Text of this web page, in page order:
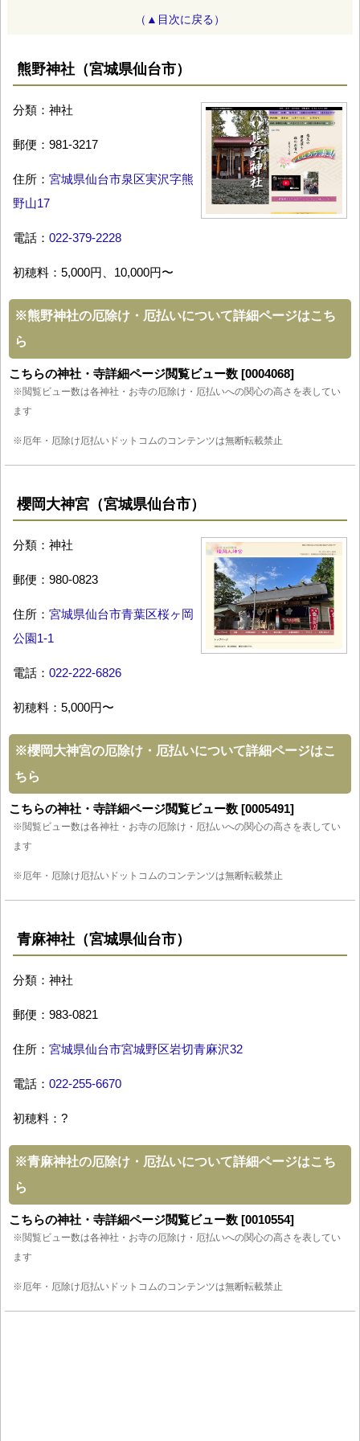
（▲目次に戻る）
熊野神社（宮城県仙台市）
分類：神社
郵便：981-3217
住所： 宮城県仙台市泉区実沢字熊
野山17
電話： 022-379-2228
初穂料：5,000円、10,000円〜
※熊野神社の厄除け・厄払いについて詳細ページはこち
ら
こちらの神社・寺詳細ページ閲覧ビュー数 [0004068]
※閲覧ビュー数は各神社・お寺の厄除け・厄払いへの関心の高さを表してい
ます
※厄年・厄除け厄払いドットコムのコンテンツは無断転載禁止
櫻岡大神宮（宮城県仙台市）
分類：神社
郵便：980-0823
住所： 宮城県仙台市青葉区桜ヶ岡
公園1-1
電話： 022-222-6826
初穂料：5,000円〜
※櫻岡大神宮の厄除け・厄払いについて詳細ページはこ
ちら
こちらの神社・寺詳細ページ閲覧ビュー数 [0005491]
※閲覧ビュー数は各神社・お寺の厄除け・厄払いへの関心の高さを表してい
ます
※厄年・厄除け厄払いドットコムのコンテンツは無断転載禁止
青麻神社（宮城県仙台市）
分類：神社
郵便：983-0821
住所： 宮城県仙台市宮城野区岩切青麻沢32
電話： 022-255-6670
初穂料：?
※青麻神社の厄除け・厄払いについて詳細ページはこち
ら
こちらの神社・寺詳細ページ閲覧ビュー数 [0010554]
※閲覧ビュー数は各神社・お寺の厄除け・厄払いへの関心の高さを表してい
ます
※厄年・厄除け厄払いドットコムのコンテンツは無断転載禁止